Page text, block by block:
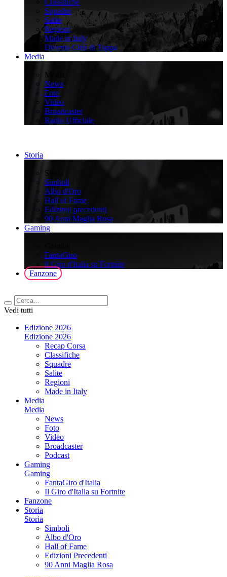
Classifiche
Squadre
Salite
Regioni
Made in Italy
Diventa Città di Tappa
Media
Media
News
Foto
Video
Broadcaster
Radio Ufficiale
Storia
Storia
Simboli
Albo d'Oro
Hall of Fame
Edizioni precedenti
90 Anni Maglia Rosa
Gaming
FantaGiro
ll Giro d'Italia su Fortnite
Fanzone
Vedi tutti
Edizione 2026
Edizione 2026
Recap Corsa
Classifiche
Squadre
Salite
Regioni
Made in Italy
Media
Media
News
Foto
Video
Broadcaster
Podcast
Gaming
Gaming
FantaGiro d'Italia
Il Giro d'Italia su Fortnite
Fanzone
Storia
Storia
Simboli
Albo d'Oro
Hall of Fame
Edizioni Precedenti
90 Anni Maglia Rosa